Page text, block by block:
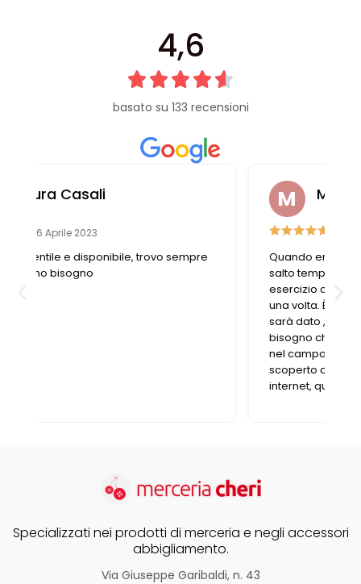
4,6
basato su 133 recensioni
Michela Gorini
Quando entro in questo negozio faccio un
salto temporale negli anni passati perché è un
esercizio che conserva le caratteristiche di
una volta. È piccolo, è stretto ma tu chiedi e ti
sarà dato , non c’è nulla di cui tu possa avere
bisogno che non riesci a trovare(ovviamente
nel campo della merceria e affini).Inoltre, ho
scoperto che adesso è presente anche in
Specializzati nei prodotti di merceria e negli accessori
abbigliamento.
Via Giuseppe Garibaldi, n. 43